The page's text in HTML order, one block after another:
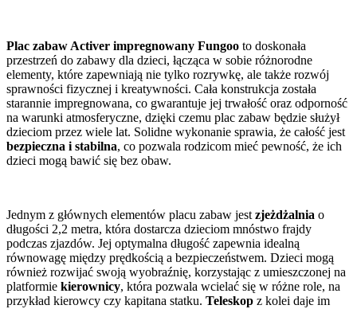
Plac zabaw Activer impregnowany Fungoo to doskonała
przestrzeń do zabawy dla dzieci, łącząca w sobie różnorodne
elementy, które zapewniają nie tylko rozrywkę, ale także rozwój
sprawności fizycznej i kreatywności. Cała konstrukcja została
starannie impregnowana, co gwarantuje jej trwałość oraz odporność
na warunki atmosferyczne, dzięki czemu plac zabaw będzie służył
dzieciom przez wiele lat. Solidne wykonanie sprawia, że całość jest
bezpieczna i stabilna, co pozwala rodzicom mieć pewność, że ich
dzieci mogą bawić się bez obaw.
Jednym z głównych elementów placu zabaw jest zjeżdżalnia o
długości 2,2 metra, która dostarcza dzieciom mnóstwo frajdy
podczas zjazdów. Jej optymalna długość zapewnia idealną
równowagę między prędkością a bezpieczeństwem. Dzieci mogą
również rozwijać swoją wyobraźnię, korzystając z umieszczonej na
platformie kierownicy, która pozwala wcielać się w różne role, na
przykład kierowcy czy kapitana statku. Teleskop z kolei daje im